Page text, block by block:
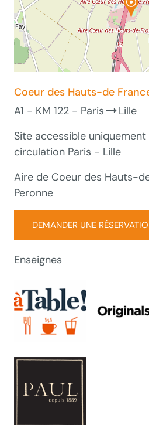
Coeur des Hauts-de
A1 - KM 122 - Paris
Lille
Site accessible
circulation Paris - Lille
Aire de Coeur des Hauts-
Peronne
DEMANDER UNE
Enseignes